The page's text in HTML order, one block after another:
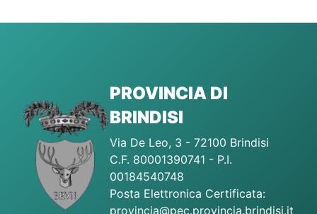
PROVINCIA DI
BRINDISI
Via De Leo, 3 - 72100 Brindisi
C.F. 80001390741 - P.I.
00184540748
Posta Elettronica Certificata:
provincia@pec.provincia.brindisi.it